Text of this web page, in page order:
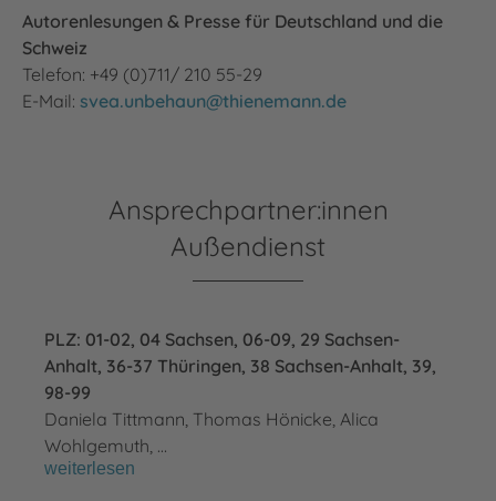
Autorenlesungen & Presse für Deutschland und die
Schweiz
Telefon: +49 (0)711/ 210 55-29
E-Mail: svea.unbehaun@thienemann.de
Ansprechpartner:innen
Außendienst
PLZ: 01-02, 04 Sachsen, 06-09, 29 Sachsen-
Anhalt, 36-37 Thüringen, 38 Sachsen-Anhalt, 39,
98-99
Daniela Tittmann, Thomas Hönicke, Alica
Wohlgemuth, …
weiterlesen